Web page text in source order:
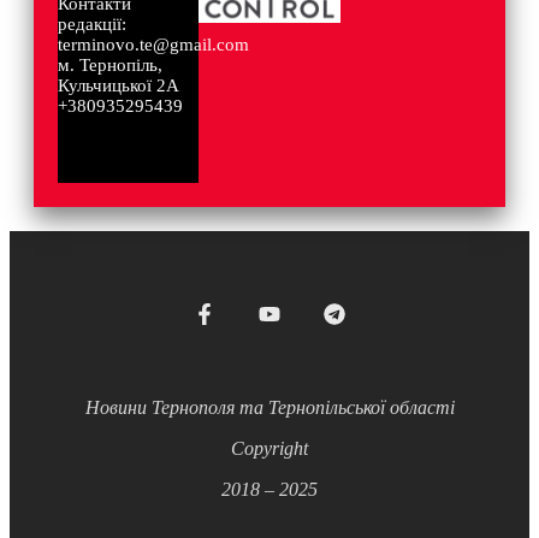
редакції:
terminovo.te@gmail.com
м. Тернопіль,
Кульчицької 2А
+380935295439
Новини Тернополя та Тернопільської області
Copyright
2018 – 2025